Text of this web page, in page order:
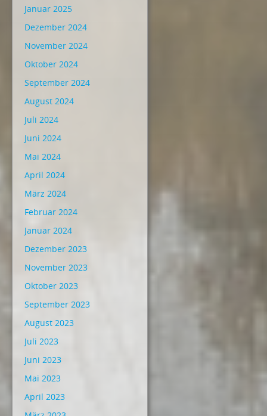
Januar 2025
Dezember 2024
November 2024
Oktober 2024
September 2024
August 2024
Juli 2024
Juni 2024
Mai 2024
April 2024
März 2024
Februar 2024
Januar 2024
Dezember 2023
November 2023
Oktober 2023
September 2023
August 2023
Juli 2023
Juni 2023
Mai 2023
April 2023